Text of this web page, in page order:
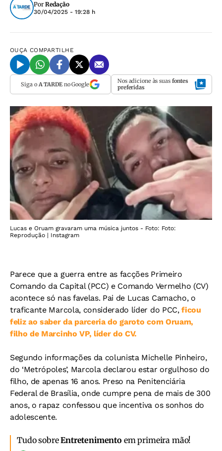
Por Redação
30/04/2025 - 19:28 h
OUÇA COMPARTILHE
Siga o A TARDEno Google Nos adicione às suas fontes
preferidas
Lucas e Oruam gravaram uma música juntos - Foto: Foto:
Reprodução | Instagram
Parece que a guerra entre as facções Primeiro
Comando da Capital (PCC) e Comando Vermelho (CV)
acontece só nas favelas. Pai de Lucas Camacho, o
traficante Marcola, considerado líder do PCC,ficou
feliz ao saber da parceria do garoto com Oruam,
filho de Marcinho VP, líder do CV.
Segundo informações da colunista Michelle Pinheiro,
do ‘Metrópoles’, Marcola declarou estar orgulhoso do
filho, de apenas 16 anos. Preso na Penitenciária
Federal de Brasília, onde cumpre pena de mais de 300
anos, o rapaz confessou que incentiva os sonhos do
adolescente.
Tudo sobreEntretenimento em primeira mão!